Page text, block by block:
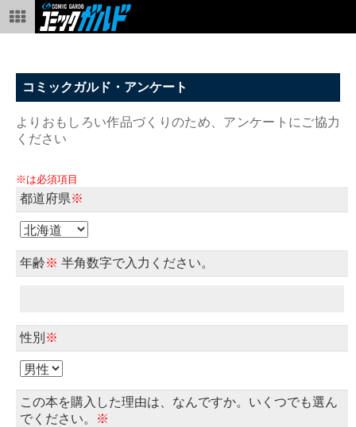
コミックガルド・アンケート
よりおもしろい作品づくりのため、アンケートにご協力
ください
※は必須項目
都道府県※
年齢※ 半角数字で入力ください。
性別 ※
この本を購入した理由は、なんですか。いくつでも選ん
でください。
※